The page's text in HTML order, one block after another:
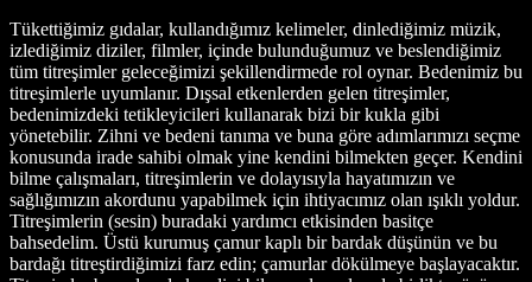
Tükettiğimiz gıdalar, kullandığımız kelimeler, dinlediğimiz müzik,
izlediğimiz diziler, filmler, içinde bulunduğumuz ve beslendiğimiz
tüm titreşimler geleceğimizi şekillendirmede rol oynar. Bedenimiz bu
titreşimlerle uyumlanır. Dışsal etkenlerden gelen titreşimler,
bedenimizdeki tetikleyicileri kullanarak bizi bir kukla gibi
yönetebilir. Zihni ve bedeni tanıma ve buna göre adımlarımızı seçme
konusunda irade sahibi olmak yine kendini bilmekten geçer. Kendini
bilme çalışmaları, titreşimlerin ve dolayısıyla hayatımızın ve
sağlığımızın akordunu yapabilmek için ihtiyacımız olan ışıklı yoldur.
Titreşimlerin (sesin) buradaki yardımcı etkisinden basitçe
bahsedelim. Üstü kurumuş çamur kaplı bir bardak düşünün ve bu
bardağı titreştirdiğimizi farz edin; çamurlar dökülmeye başlayacaktır.